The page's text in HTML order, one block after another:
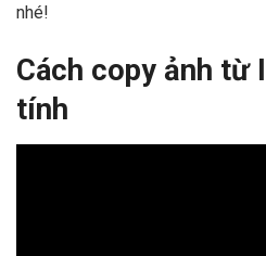
nhé!
Cách copy ảnh từ
tính